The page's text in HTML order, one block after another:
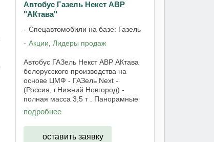
Автобус Газель Некст АВР
"АКтава"
Спецавтомобили на базе: Газель
Акции, Лидеры продаж
Автобус ГАЗель Некст АВР АКтава
белорусского производства на
основе ЦМФ - ГАЗель Next -
(Россия, г.Нижний Новгород) -
полная масса 3,5 т . Панорамные
стекла с форточками улучшают
обзор. В автобусе размещены
тринадцать сидений повышенной
комфортности ...
подробнее
оставить заявку